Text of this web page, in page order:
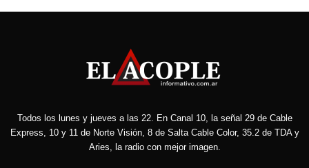
Todos los lunes y jueves a las 22. En Canal 10, la señal 29 de Cable
Express, 10 y 11 de Norte Visión, 8 de Salta Cable Color, 35.2 de TDA y
Aries, la radio con mejor imagen.